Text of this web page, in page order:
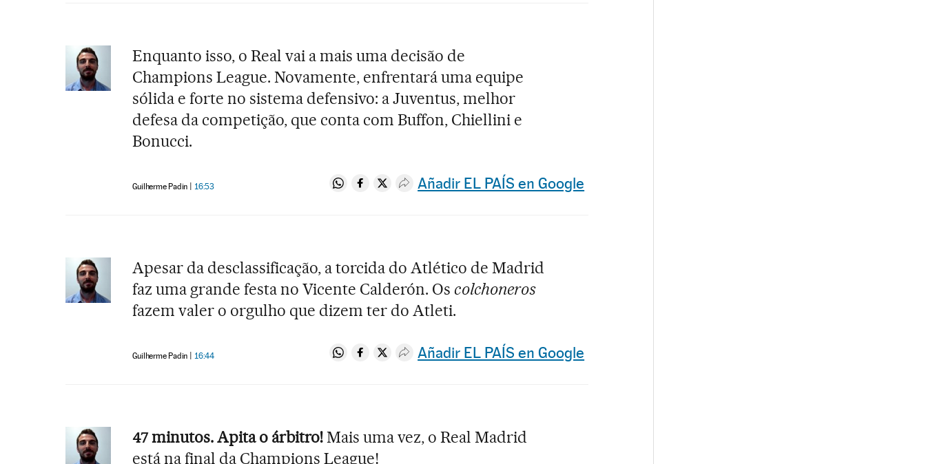
Enquanto isso, o Real vai a mais uma decisão de
Champions League. Novamente, enfrentará uma equipe
sólida e forte no sistema defensivo: a Juventus, melhor
defesa da competição, que conta com Buffon, Chiellini e
Bonucci.
Guilherme Padin 16:53 Compartir en Whatsapp
Compartir en Facebook
Compartir en Twitter
Desplegar Redes Sociales
Añadir EL PAÍS en Google
Apesar da desclassificação, a torcida do Atlético de Madrid
faz uma grande festa no Vicente Calderón. Os colchoneros
fazem valer o orgulho que dizem ter do Atleti.
Guilherme Padin 16:44 Compartir en Whatsapp
Compartir en Facebook
Compartir en Twitter
Desplegar Redes Sociales
Añadir EL PAÍS en Google
47 minutos. Apita o árbitro!Mais uma vez, o Real Madrid
está na final da Champions League!